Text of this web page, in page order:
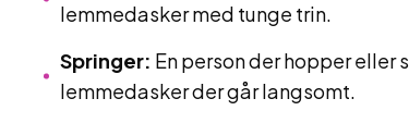
lemmedasker med tunge trin.
Springer: En person der hopper
lemmedasker der går langsomt.